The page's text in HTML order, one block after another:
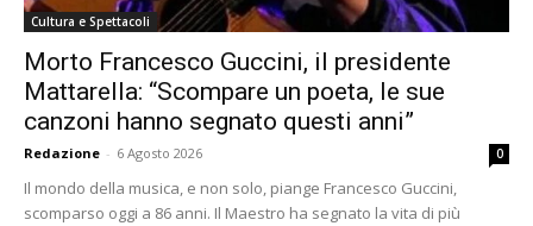
Cultura e Spettacoli
Morto Francesco Guccini, il presidente
Mattarella: “Scompare un poeta, le sue
canzoni hanno segnato questi anni”
Redazione - 6 Agosto 2026 0
Il mondo della musica, e non solo, piange Francesco Guccini,
scomparso oggi a 86 anni. Il Maestro ha segnato la vita di più